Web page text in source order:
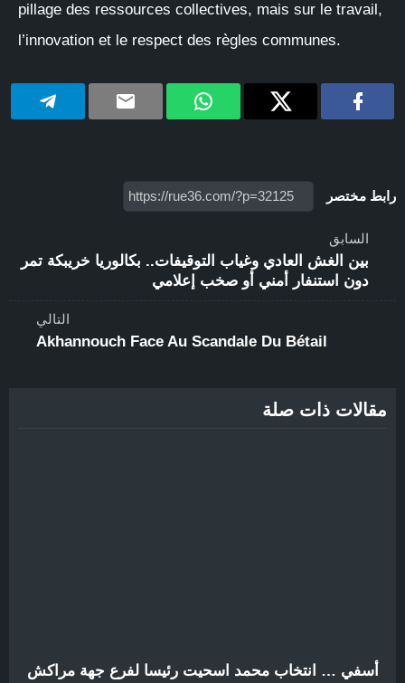
pillage des ressources collectives, mais sur le travail,
l’innovation et le respect des règles communes.
رابط مختصر
السابق
بين الغش العادي وغياب التوقيفات.. بكالوريا خريبكة تمر
دون استنفار أمني أو صخب إعلامي
التالي
Akhannouch Face Au Scandale Du Bétail
مقالات ذات صلة
أسفي … انتخاب محمد اسحيت رئيسا لفرع جهة مراكش